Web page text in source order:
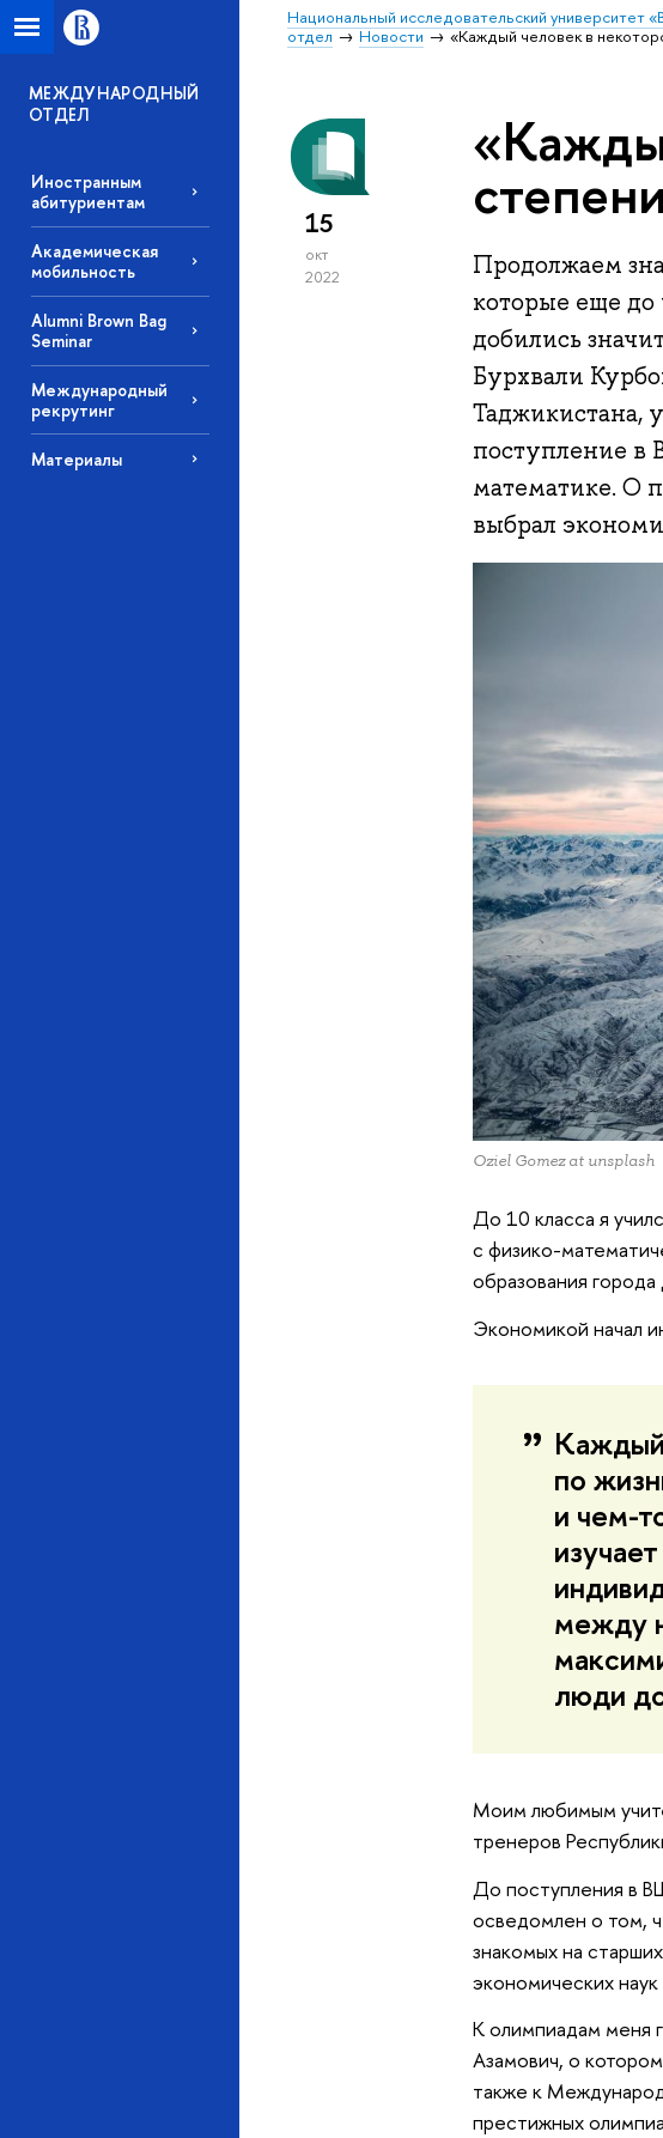
Национальный исследовательский университет
отдел
Новости «Каждый человек в
МЕЖДУНАРОДНЫЙ
ОТДЕЛ
Иностранным
абитуриентам
Академическая
мобильность
Alumni Brown Bag
Seminar
Международный
рекрутинг
Материалы
15
окт
2022
Продолжаем
которые еще до
добились
Бурхвали
Таджикистана,
поступление
математике. О
выбрал
Oziel Gomez at unsplash
До 10 класса я
с физико-
образования
Экономикой начал
Каждый
по
и чем-
между
люди
Моим любимым
тренеров
До поступления в
осведомлен о том,
знакомых на
экономических
К олимпиадам меня
Азамович, о
также к
престижных